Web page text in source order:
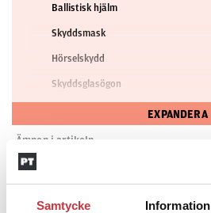
Samtycke Information
Ballistisk hjälm
Skyddsmask
Hörselskydd
Skyddsglasögon
Skyddshandskar
EXPANDERA
Ämnen i artikeln
6:6A
PERSONLIG SKYDDSUTRUSTNING VITE